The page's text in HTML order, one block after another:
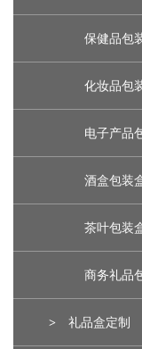
保健品包
化妆品包
电子产品
酒盒包装
茶叶包装
商务礼品
> 礼品盒定制